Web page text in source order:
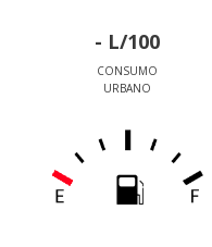
- L/100
CONSUMO
URBANO